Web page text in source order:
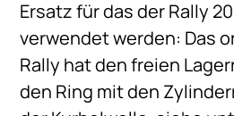
Ersatz für das der Rally
verwendet werden: Das
Rally hat den freien
den Ring mit den